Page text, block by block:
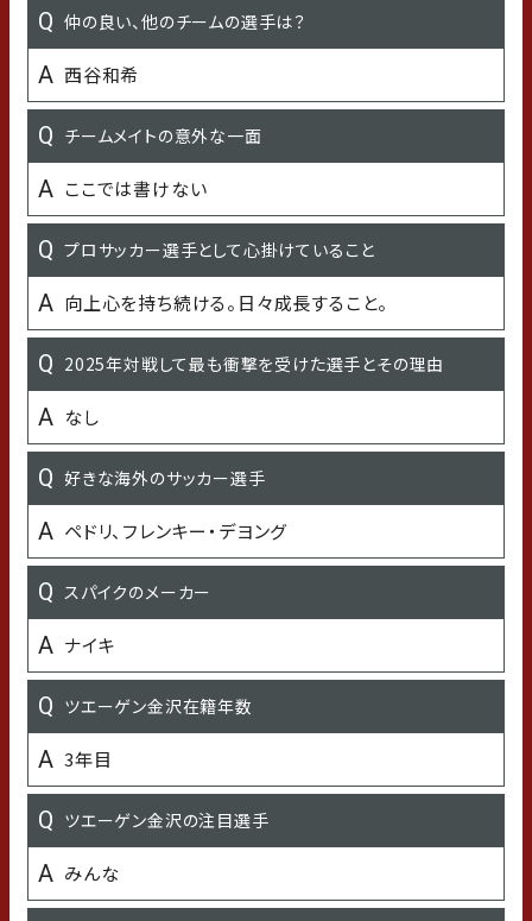
仲の良い、他のチームの選手は？
西谷和希
チームメイトの意外な一面
ここでは書けない
プロサッカー選手として心掛けていること
向上心を持ち続ける。日々成長すること。
2025年対戦して最も衝撃を受けた選手とその理由
なし
好きな海外のサッカー選手
ペドリ、フレンキー・デヨング
スパイクのメーカー
ナイキ
ツエーゲン金沢在籍年数
3年目
ツエーゲン金沢の注目選手
みんな
もらって嬉しいプレゼント
甘いもの、サンリオグッズ
苦手なこと
文章を考える
今年「挑戦」したいこと
選手としても人としても成長できる日々を過ごす
好きな食べ物
母と妻の料理
好きなご飯のおとも
辛いもの
嫌いな食べ物
貝類
好きな（よく聴く）アーティストや音楽
色々聞く
好きな芸能人
クロミちゃん